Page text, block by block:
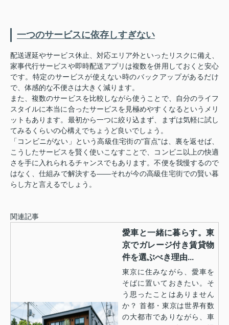
一つのサービスに依存しすぎない
配送遅延やサービス休止、対応エリア外といったリスクに備え、
家事代行サービスや即時配送アプリは複数を併用しておくと安心
です。特定のサービスが使えない時のバックアップがあるだけ
で、体感的な不便さは大きく減ります。
また、複数のサービスを比較しながら使うことで、自分のライフ
スタイルに本当に合ったサービスを見極めやすくなるというメリ
ットもあります。最初から一つに絞り込まず、まずは気軽に試し
てみるくらいの心構えでちょうど良いでしょう。
「コンビニがない」という高級住宅街の"盲点"は、裏を返せば、
こうしたサービスを賢く使いこなすことで、コンビニ以上の快適
さを手に入れられるチャンスでもあります。不便を我慢するので
はなく、仕組みで解決する——それが今の高級住宅街での賢い暮
らし方と言えるでしょう。
関連記事
愛車と一緒に暮らす。東
京でガレージ付き賃貸物
件を選ぶべき理由...
東京に住みながら、愛車を
そばに置いておきたい。そ
う思ったことはありません
か？ 首都・東京は世界有数
の大都市でありながら、車